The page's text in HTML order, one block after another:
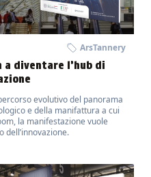
ArsTannery
a diventare l’hub di
evolutivo del panorama
e della manifattura a cui
la manifestazione vuole
dell’innovazione.